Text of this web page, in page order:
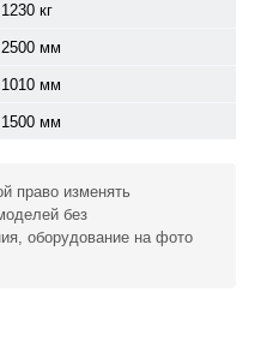
1230 кг
2500 мм
1010 мм
1500 мм
право изменять
без
оборудование на фото